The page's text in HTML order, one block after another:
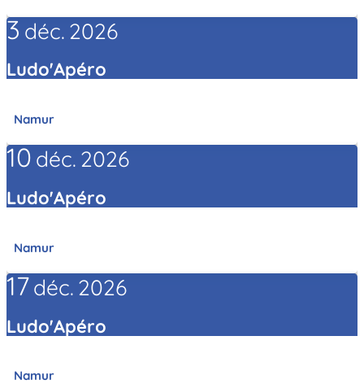
3 déc. 2026
Ludo'Apéro
Namur
10 déc. 2026
Ludo'Apéro
Namur
17déc. 2026
Ludo'Apéro
Namur